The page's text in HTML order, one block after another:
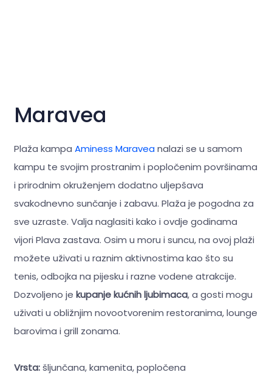
Maravea
Plaža kampa Aminess Maraveanalazi se u samom
kampu te svojim prostranim i popločenim površinama
i prirodnim okruženjem dodatno uljepšava
svakodnevno sunčanje i zabavu. Plaža je pogodna za
sve uzraste. Valja naglasiti kako i ovdje godinama
vijori Plava zastava. Osim u moru i suncu, na ovoj plaži
možete uživati u raznim aktivnostima kao što su
tenis, odbojka na pijesku i razne vodene atrakcije.
Dozvoljeno je kupanje kućnih ljubimaca, a gosti mogu
uživati u obližnjim novootvorenim restoranima, lounge
barovima i grill zonama.
Vrsta:šljunčana, kamenita, popločena